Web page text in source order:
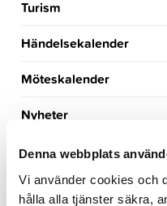
Denna webbplats
Vi använder cookies och
hålla alla tjänster säkra,
Turism
Händelsekalender
Möteskalender
Nyheter
Kungörelser
Okategoriserade